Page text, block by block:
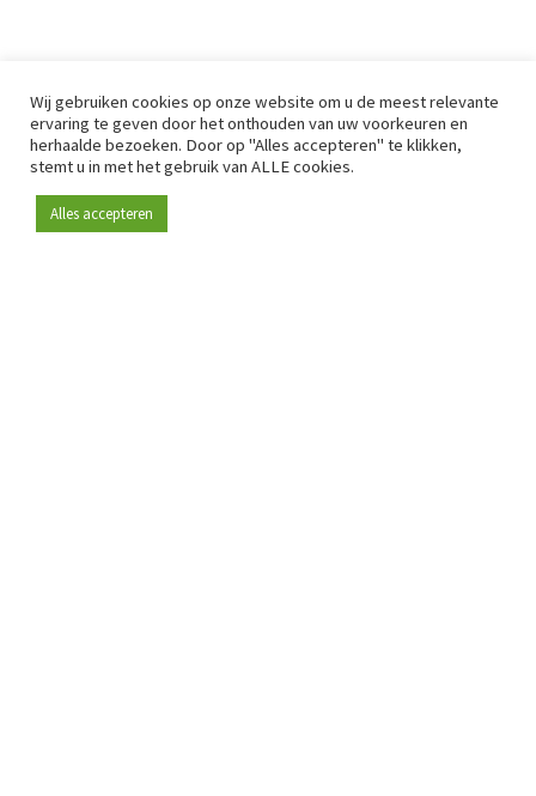
Wij gebruiken cookies op onze website om u de meest relevante
ervaring te geven door het onthouden van uw voorkeuren en
herhaalde bezoeken. Door op "Alles accepteren" te klikken,
stemt u in met het gebruik van ALLE cookies.
Alles accepteren